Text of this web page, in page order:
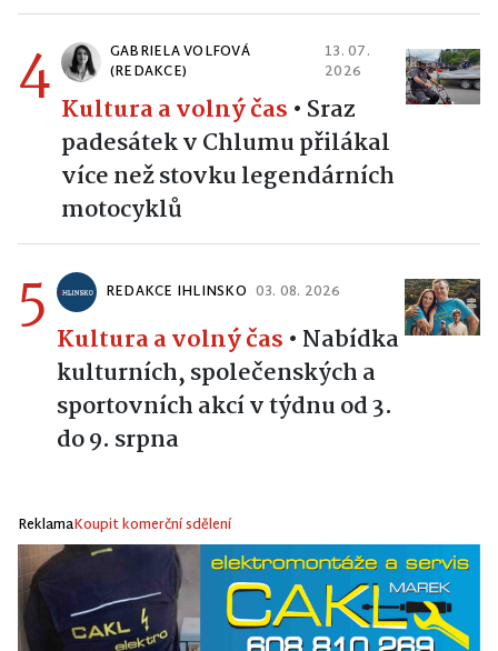
4
GABRIELA VOLFOVÁ
(REDAKCE)
13. 07.
2026
Kultura a volný čas • Sraz
padesátek v Chlumu přilákal
více než stovku legendárních
motocyklů
5 REDAKCE IHLINSKO 03. 08. 2026
Kultura a volný čas • Nabídka
kulturních, společenských a
sportovních akcí v týdnu od 3.
do 9. srpna
ReklamaKoupit komerční sdělení